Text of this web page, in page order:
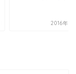
2016年9